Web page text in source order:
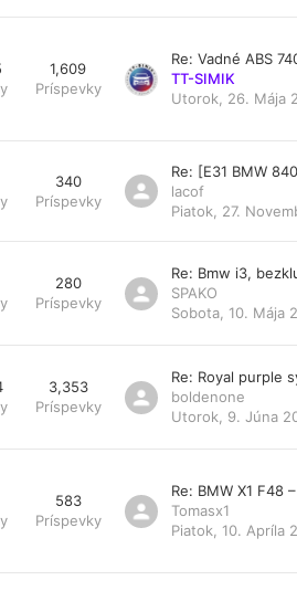
1,609
Príspevky
Re: Vadné ABS
TT-SIMIK
Utorok, 26. Mája
340
Príspevky
Re: [E31 BMW
lacof
Piatok, 27.
280
Príspevky
Re: Bmw i3,
SPAKO
Sobota, 10. Mája
3,353
Príspevky
Re: Royal purple
boldenone
Utorok, 9. Júna
583
Príspevky
Re: BMW X1 F48
Tomasx1
Piatok, 10. Apríla